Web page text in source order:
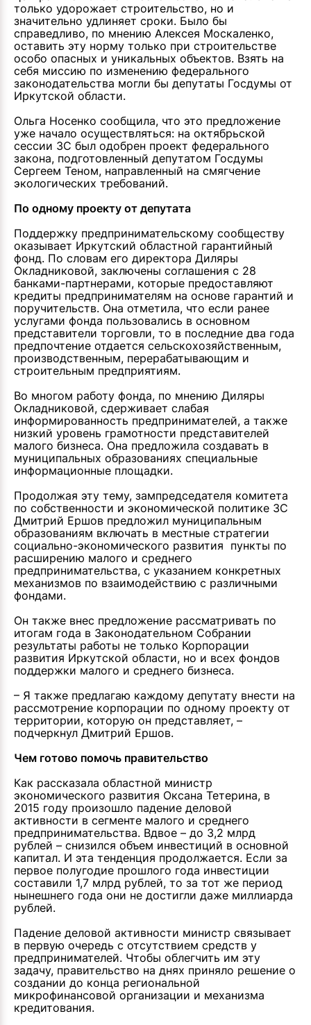
только удорожает строительство, но и
значительно удлиняет сроки. Было бы
справедливо, по мнению Алексея Москаленко,
оставить эту норму только при строительстве
особо опасных и уникальных объектов. Взять на
себя миссию по изменению федерального
законодательства могли бы депутаты Госдумы от
Иркутской области.
Ольга Носенко сообщила, что это предложение
уже начало осуществляться: на октябрьской
сессии ЗС был одобрен проект федерального
закона, подготовленный депутатом Госдумы
Сергеем Теном, направленный на смягчение
экологических требований.
По одному проекту от депутата
Поддержку предпринимательскому сообществу
оказывает Иркутский областной гарантийный
фонд. По словам его директора Диляры
Окладниковой, заключены соглашения с 28
банками-партнерами, которые предоставляют
кредиты предпринимателям на основе гарантий и
поручительств. Она отметила, что если ранее
услугами фонда пользовались в основном
представители торговли, то в последние два года
предпочтение отдается сельскохозяйственным,
производственным, перерабатывающим и
строительным предприятиям.
Во многом работу фонда, по мнению Диляры
Окладниковой, сдерживает слабая
информированность предпринимателей, а также
низкий уровень грамотности представителей
малого бизнеса. Она предложила создавать в
муниципальных образованиях специальные
информационные площадки.
Продолжая эту тему, зампредседателя комитета
по собственности и экономической политике ЗС
Дмитрий Ершов предложил муниципальным
образованиям включать в местные стратегии
социально-экономического развития пункты по
расширению малого и среднего
предпринимательства, с указанием конкретных
механизмов по взаимодействию с различными
фондами.
Он также внес предложение рассматривать по
итогам года в Законодательном Собрании
результаты работы не только Корпорации
развития Иркутской области, но и всех фондов
поддержки малого и среднего бизнеса.
– Я также предлагаю каждому депутату внести на
рассмотрение корпорации по одному проекту от
территории, которую он представляет, –
подчеркнул Дмитрий Ершов.
Чем готово помочь правительство
Как рассказала областной министр
экономического развития Оксана Тетерина, в
2015 году произошло падение деловой
активности в сегменте малого и среднего
предпринимательства. Вдвое – до 3,2 млрд
рублей – снизился объем инвестиций в основной
капитал. И эта тенденция продолжается. Если за
первое полугодие прошлого года инвестиции
составили 1,7 млрд рублей, то за тот же период
нынешнего года они не достигли даже миллиарда
рублей.
Падение деловой активности министр связывает
в первую очередь с отсутствием средств у
предпринимателей. Чтобы облегчить им эту
задачу, правительство на днях приняло решение о
создании до конца региональной
микрофинансовой организации и механизма
кредитования.